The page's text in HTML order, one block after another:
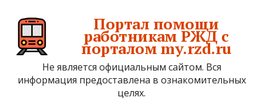
Портал помощи
работникам РЖД с
порталом my.rzd.ru
Не является официальным сайтом. Вся
информация предоставлена в ознакомительных
целях.